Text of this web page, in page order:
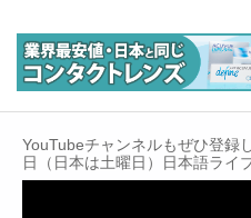
イベントカレンダー
Contact
YouTubeチャンネルもぜひ登録
日（日本は土曜日）日本語ライ